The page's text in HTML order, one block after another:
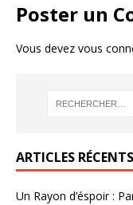
Poster un
Vous devez vous
ARTICLES RÉCENTS
Un Rayon d’éspoir :